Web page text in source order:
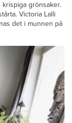
grönsaker.
Victoria Lalli
det i munnen på